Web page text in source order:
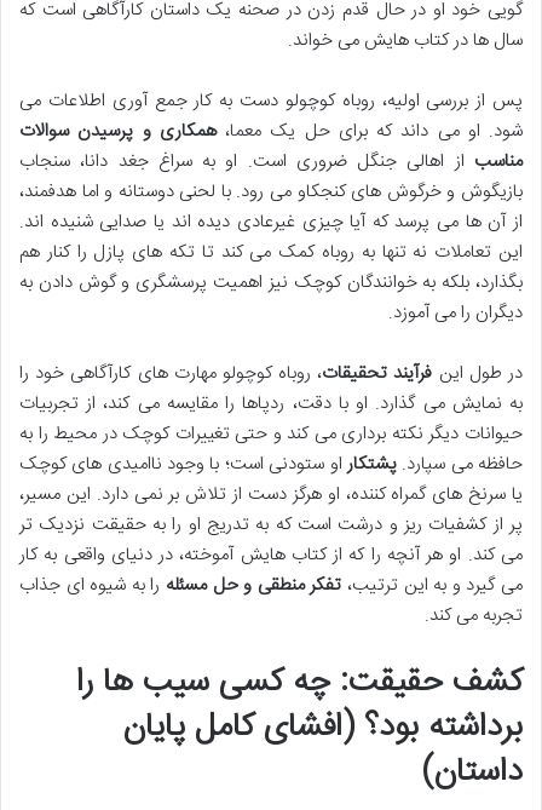
گویی خود او در حال قدم زدن در صحنه یک داستان کارآگاهی است که
سال ها در کتاب هایش می خواند.
پس از بررسی اولیه، روباه کوچولو دست به کار جمع آوری اطلاعات می
شود. او می داند که برای حل یک معما،همکاری و پرسیدن سوالات
مناسب از اهالی جنگل ضروری است. او به سراغ جغد دانا، سنجاب
بازیگوش و خرگوش های کنجکاو می رود. با لحنی دوستانه و اما هدفمند،
از آن ها می پرسد که آیا چیزی غیرعادی دیده اند یا صدایی شنیده اند.
این تعاملات نه تنها به روباه کمک می کند تا تکه های پازل را کنار هم
بگذارد، بلکه به خوانندگان کوچک نیز اهمیت پرسشگری و گوش دادن به
دیگران را می آموزد.
در طول این فرآیند تحقیقات، روباه کوچولو مهارت های کارآگاهی خود را
به نمایش می گذارد. او با دقت، ردپاها را مقایسه می کند، از تجربیات
حیوانات دیگر نکته برداری می کند و حتی تغییرات کوچک در محیط را به
حافظه می سپارد.پشتکاراو ستودنی است؛ با وجود ناامیدی های کوچک
یا سرنخ های گمراه کننده، او هرگز دست از تلاش بر نمی دارد. این مسیر،
پر از کشفیات ریز و درشت است که به تدریج او را به حقیقت نزدیک تر
می کند. او هر آنچه را که از کتاب هایش آموخته، در دنیای واقعی به کار
می گیرد و به این ترتیب، تفکر منطقی و حل مسئله را به شیوه ای جذاب
تجربه می کند.
کشف حقیقت: چه کسی سیب ها را
برداشته بود؟ (افشای کامل پایان
داستان)